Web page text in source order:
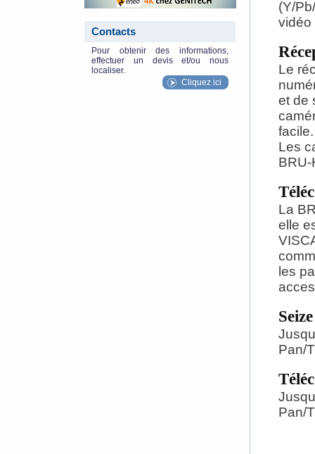
Contacts
Pour obtenir des informations,
effectuer un devis et/ou nous
localiser.
Cliquez ici
(Y/
vidéo
Le
et de
Les
La
elle
les
Pan/
Pan/